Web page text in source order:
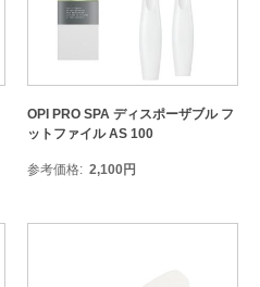
OPI PRO SPA ディスポーザブル フ
ットファイル AS 100
参考価格 2,100円